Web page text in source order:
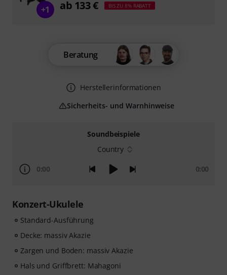
Soundbeispiele
Country
0:00 0:00
Konzert-Ukulele
Standard-Ausführung
Decke: massiv Akazie
Zargen und Boden: massiv Akazie
Hals und Griffbrett: Mahagoni
Beratung
Herstellerinformationen
Sicherheits- und Warnhinweise
+1 ab 133 € BIS ZU 8% RABATT